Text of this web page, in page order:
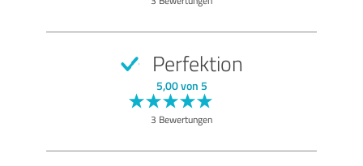
Perfektion
5,00 von 5
3 Bewertungen